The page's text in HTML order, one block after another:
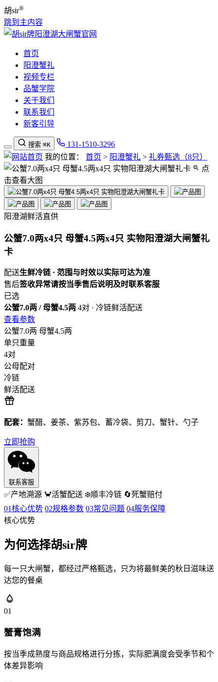
胡sir®
跳到主内容
首页
阳澄蟹礼
视频专栏
品蟹学院
关于我们
联系我们
新客引导
搜索 ⌘K
131-1510-3296
我的位置： 首页 > 阳澄蟹礼 > 礼券甄选（8只）
点
击查看大图
阳澄湖鲜活直供
公蟹7.0两x4只 母蟹4.5两x4只 实物阳澄湖大闸蟹礼
卡
配送生鲜冷链 · 范围与时效以实际可达为准
售后签收异常请按当季售后说明及时联系客服
已选
公蟹7.0两 / 母蟹4.5两 4对 · 冷链鲜活配送
查看参数
公蟹7.0两 母蟹4.5两
单只重量
4对
公母配对
冷链
鲜活配送
配套： 蟹醋、姜茶、紫苏包、蓄冷袋、剪刀、蟹针、勺子
立即抢购
联系客服
✅产地溯源 🦀活蟹配送 ❄️顺丰冷链 🔄死蟹赔付
01核心优势 02规格参数 03常见问题 04服务保障
核心优势
为何选择胡sir牌
每一只大闸蟹，都经过严格甄选，只为将最鲜美的秋日滋味送
达您的餐桌
01
蟹膏饱满
按当季成熟度与商品规格进行分拣，实际肥满度会受季节和个
体差异影响